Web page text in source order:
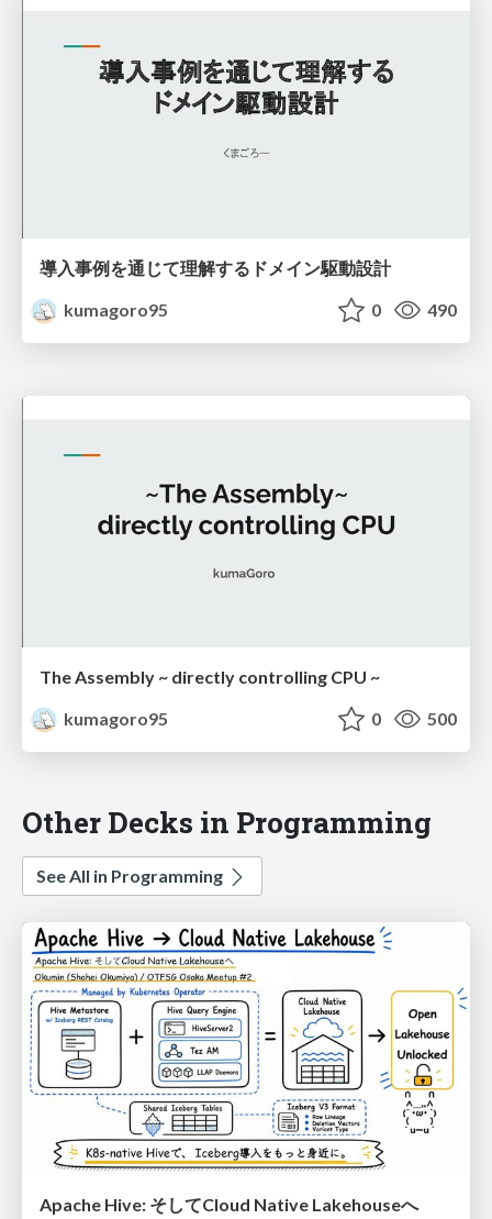
導入事例を通じて理解するドメイン駆動設計
kumagoro95
0 490
The Assembly ~ directly controlling CPU ~
kumagoro95
0 500
Other Decks in Programming
See All in Programming
Apache Hive: そしてCloud Native Lakehouseへ